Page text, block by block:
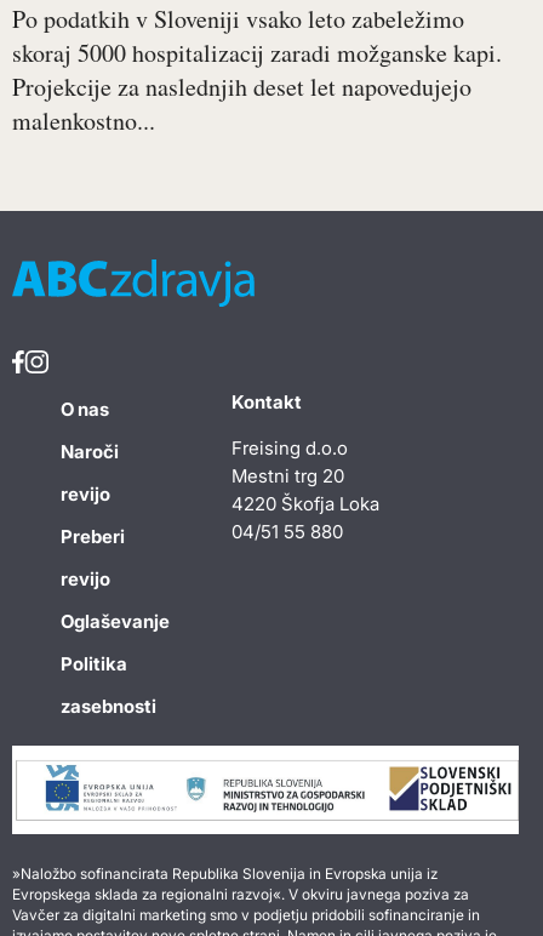
Po podatkih v Sloveniji vsako leto zabeležimo
skoraj 5000 hospitalizacij zaradi možganske kapi.
Projekcije za naslednjih deset let napovedujejo
malenkostno...
O nas
Naroči
revijo
Preberi
revijo
Oglaševanje
Politika
zasebnosti
Kontakt
Freising d.o.o
Mestni trg 20
4220 Škofja Loka
04/51 55 880
»Naložbo sofinancirata Republika Slovenija in Evropska unija iz
Evropskega sklada za regionalni razvoj«. V okviru javnega poziva za
Vavčer za digitalni marketing smo v podjetju pridobili sofinanciranje in